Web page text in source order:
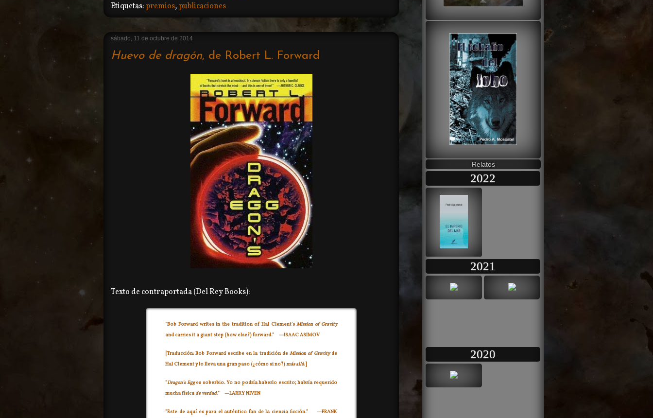
Etiquetas: premios, publicaciones
sábado, 11 de octubre de 2014
Huevo de dragón, de Robert L. Forward
Texto de contraportada (Del Rey Books):
"Bob Forward writes in the tradition of Hal Clement'sMission of Gravity
and carries it a giant step (how else?) forward."
—ISAAC ASIMOV
[Traducción: Bob Forward escribe en la tradición deMission of Gravityde
Hal Clement y lo lleva una gran paso (¿cómo si no?)más allá.]
"Dragon's Egges soberbio. Yo no podría haberlo escrito; habría requerido
mucha físicade verdad."—LARRY NIVEN
"Este de aquí es para el auténtico fan de la ciencia ficción." —FRANK
Relatos
2022
2021
2020